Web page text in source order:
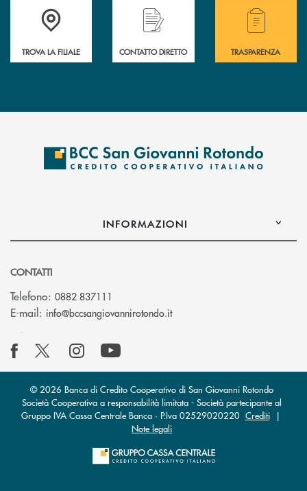
Accedi all' elenco completo delle filiali della BCC San Giovanni
TROVA LA FILIALE
Hai bisogno di assistenza immediata?
CONTATTO DIRETTO
Hai bisogno di
TRASPARENZA
INFORMAZIONI
CONTATTI
Telefono: 0882 837111
E-mail: info@bccsangiovannirotondo.it(si apre l’app di posta
© 2026 Banca di Credito Cooperativo di San Giovanni Rotondo
Società Cooperativa a responsabilità limitata - Società partecipante al
Gruppo IVA Cassa Centrale Banca · P.Iva 02529020220 Crediti|
Note legali